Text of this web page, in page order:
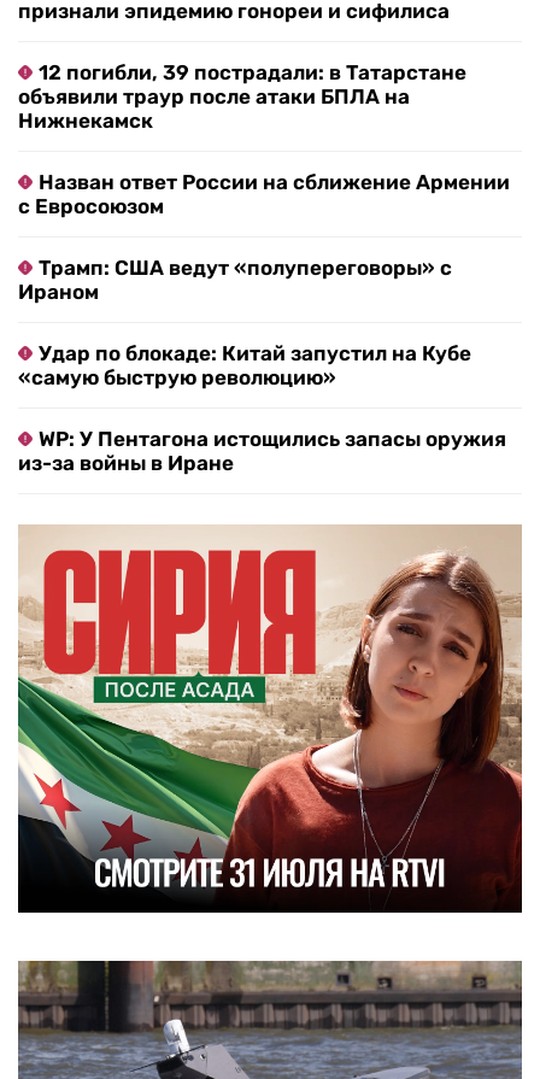
признали эпидемию гонореи и сифилиса
12 погибли, 39 пострадали: в Татарстане
объявили траур после атаки БПЛА на
Нижнекамск
Назван ответ России на сближение Армении
с Евросоюзом
Трамп: США ведут «полупереговоры» с
Ираном
Удар по блокаде: Китай запустил на Кубе
«самую быструю революцию»
WP: У Пентагона истощились запасы оружия
из-за войны в Иране